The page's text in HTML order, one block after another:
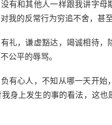
有和其他人一样跟我讲字
我的反常行为穷追不舍，甚
礼，谦虚豁达，竭诚相待
公平的辱骂。
有心人，不知从哪一天开
身上发生的事的看法，这